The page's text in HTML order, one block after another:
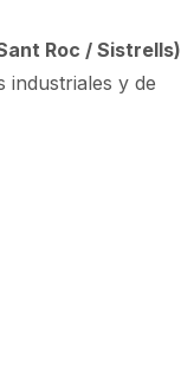
Roc / Sistrells)
industriales y de